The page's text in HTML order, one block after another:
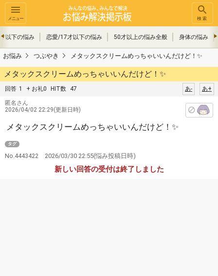
メニュー 検索
以下の悩み 恋愛/17才以下の悩み 50才以上の悩み全般 身体の悩み
お悩み つぶやき メタックスクリームめっちゃいいんだけど！✨️
メタックスクリームめっちゃいいんだけど！✨️
回答 1 + お礼0 HIT数 47 あ+
あ-
匿名さん
2026/04/02 22:29(更新日時)
メタックスクリームめっちゃいいんだけど！✨️
タグ
No.4443422 2026/03/30 22:55(悩み投稿日時)
新しい回答の受付は終了しました